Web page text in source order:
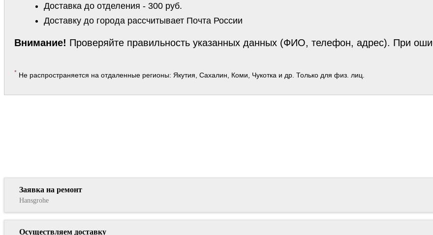
Доставка до отделения - 300 руб.
Доставку до города рассчитывает Почта России
Внимание! Проверяйте правильность указанных данных (ФИО, телефон, адрес). При
* Не распространяется на отдаленные регионы: Якутия, Сахалин, Коми, Чукотка и др. Только для физ. лиц.
Заявка на ремонт
Hansgrohe
Осуществляем доставку